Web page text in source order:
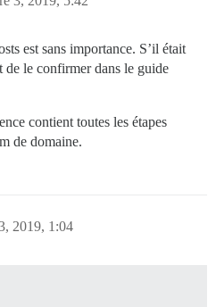
est sans importance. S’il était
de le confirmer dans le guide
contient toutes les étapes
de domaine.
2019, 1:04